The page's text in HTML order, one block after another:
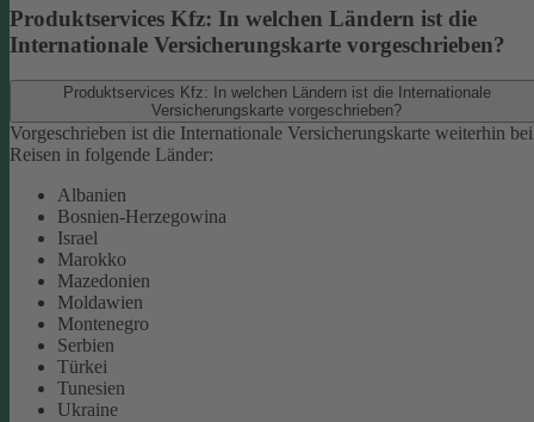
Produktservices Kfz: In welchen Ländern ist die
Internationale Versicherungskarte vorgeschrieben?
Produktservices Kfz: In welchen Ländern ist die Internationale
Versicherungskarte vorgeschrieben?
Vorgeschrieben ist die Internationale Versicherungskarte weiterhin bei
Reisen in folgende Länder:
Albanien
Bosnien-Herzegowina
Israel
Marokko
Mazedonien
Moldawien
Montenegro
Serbien
Türkei
Tunesien
Ukraine